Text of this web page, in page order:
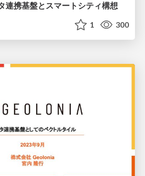
連携基盤とスマートシティ構想
1 300